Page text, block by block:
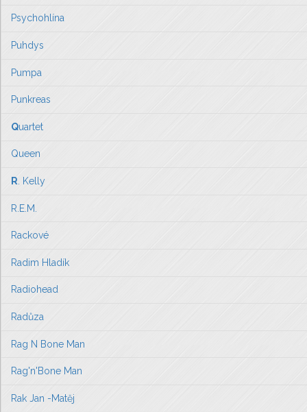
Psychohlína
Puhdys
Pumpa
Punkreas
Quartet
Queen
R . Kelly
R.E.M.
Rackové
Radim Hladík
Radiohead
Radůza
Rag N Bone Man
Rag'n'Bone Man
Rak Jan -Matěj